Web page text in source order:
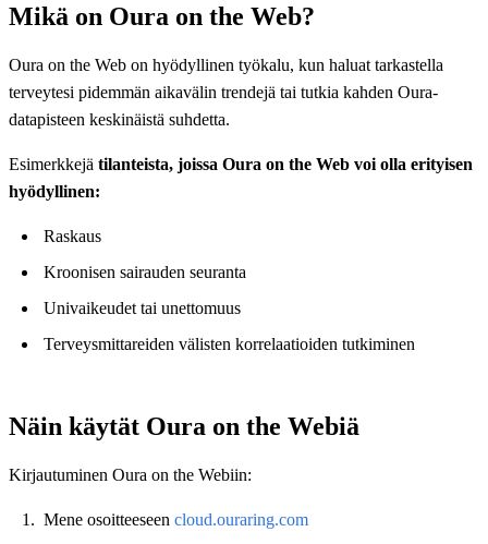
Mikä on Oura on the Web?
Oura on the Web on hyödyllinen työkalu, kun haluat tarkastella
terveytesi pidemmän aikavälin trendejä tai tutkia kahden Oura-
datapisteen keskinäistä suhdetta.
Esimerkkejä tilanteista, joissa Oura on the Web voi olla erityisen
hyödyllinen:
Raskaus
Kroonisen sairauden seuranta
Univaikeudet tai unettomuus
Terveysmittareiden välisten korrelaatioiden tutkiminen
Näin käytät Oura on the Webiä
Kirjautuminen Oura on the Webiin:
Mene osoitteeseen cloud.ouraring.com